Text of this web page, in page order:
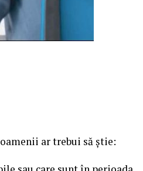
ar trebui să ştie: